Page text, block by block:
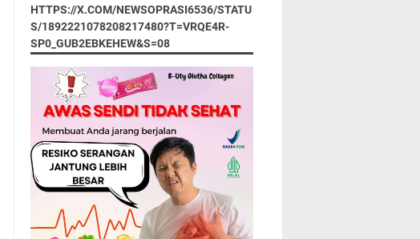
HTTPS://X.COM/NEWSOPRASI6536/STATU
S/1892221078208217480?T=VRQE4R-
SP0_GUB2EBKEHEW&S=08